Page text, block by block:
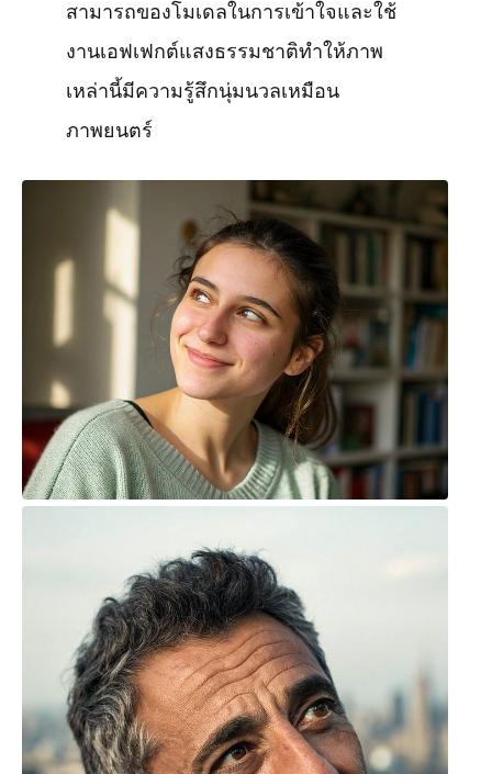
สามารถของโมเดลในการเข้าใจและใช้
งานเอฟเฟกต์แสงธรรมชาติทำให้ภาพ
เหล่านี้มีความรู้สึกนุ่มนวลเหมือน
ภาพยนตร์